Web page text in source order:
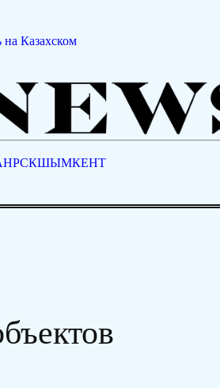
на Казахском
РСКШЫМКЕНТ